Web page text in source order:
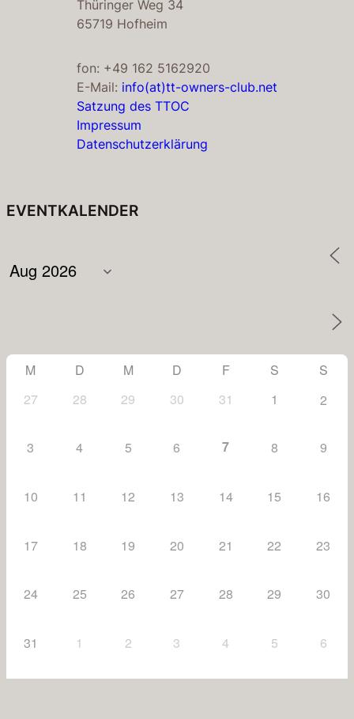
Thüringer Weg 34
65719 Hofheim
fon: +49 162 5162920
E-Mail: info(at)tt-owners-club.net
Satzung des TTOC
Impressum
Datenschutzerklärung
EVENTKALENDER
M D M D F S
S
27
28 29 30 31 1 2
3 4 5 6 7 8 9
10 11 12 13 14 15 16
17 18 19 20 21 22 23
24 25 26 27 28 29 30
31 1 2 3 4 5 6